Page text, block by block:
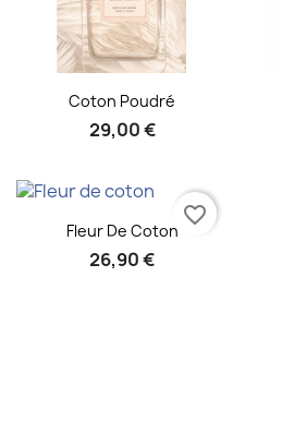
Aperçu rapide
Coton Poudré
29,00 €
Aperçu rapide
Fleur De Coton
26,90 €
favorite_border